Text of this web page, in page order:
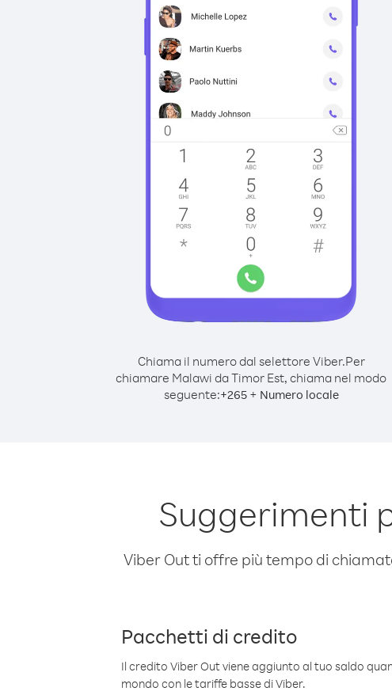
Chiama il numero dal selettore Viber.Per
chiamare Malawi da Timor Est, chiama nel modo
seguente:+265+ Numero locale
Suggerimenti
Viber Out ti offre più tempo di
Pacchetti di credito
Il credito Viber Out viene aggiunto al tuo saldo
mondo con le tariffe basse di Viber.